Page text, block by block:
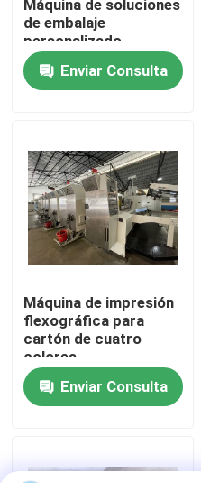
Productos
Vídeos
Viaje de la fábrica
Control de calidad
Éntrenos en contacto con
Noticias
impresora del cartón
Máquina de soluciones
de embalaje
personalizado
Enviar Consulta
Máquina de impresión
flexográfica para
cartón de cuatro
colores
Enviar Consulta